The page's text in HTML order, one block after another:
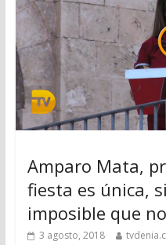
Amparo Mata,
fiesta es única,
imposible que
3 agosto, 2018